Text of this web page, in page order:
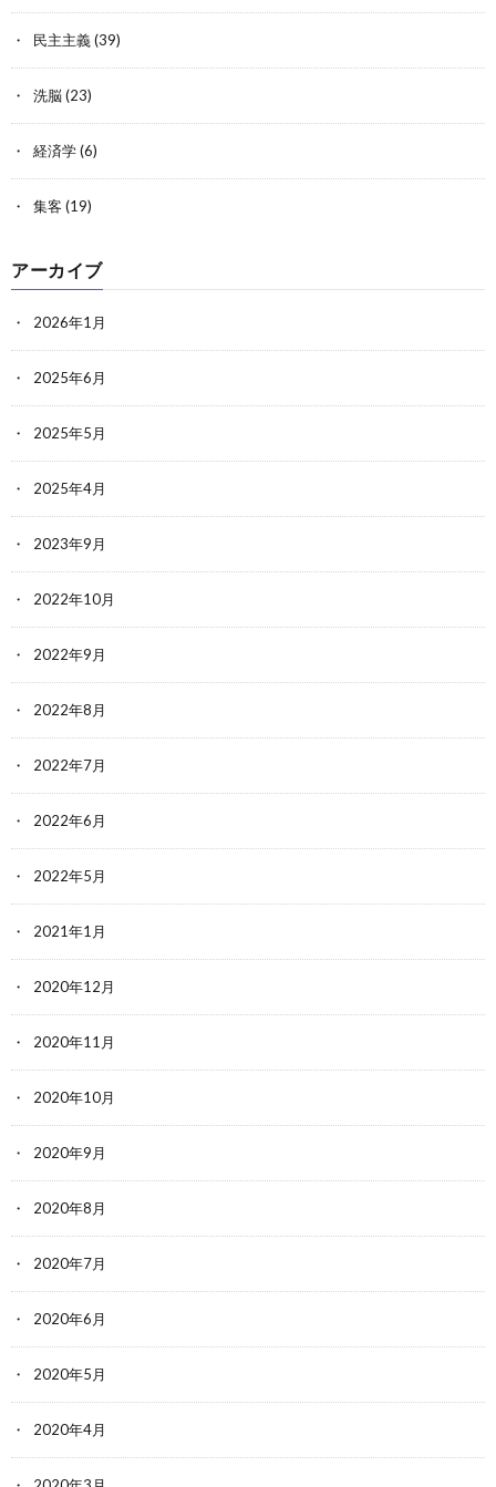
民主主義(39)
洗脳(23)
経済学(6)
集客 (19)
アーカイブ
2026年1月
2025年6月
2025年5月
2025年4月
2023年9月
2022年10月
2022年9月
2022年8月
2022年7月
2022年6月
2022年5月
2021年1月
2020年12月
2020年11月
2020年10月
2020年9月
2020年8月
2020年7月
2020年6月
2020年5月
2020年4月